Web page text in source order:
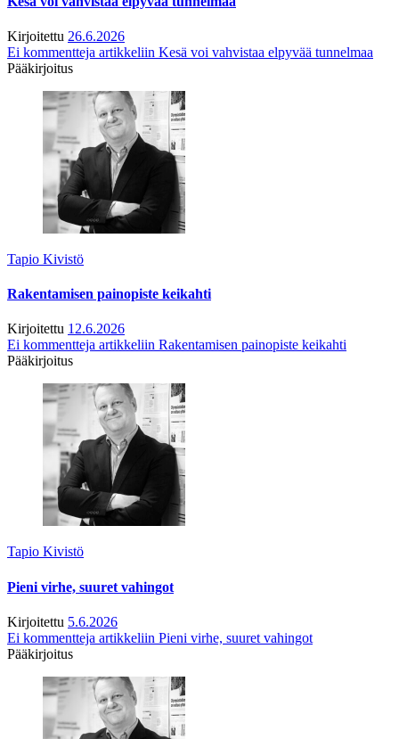
Kirjoitettu 26.6.2026
Ei kommentteja artikkeliin Kesä voi vahvistaa elpyvää tunnelmaa
Pääkirjoitus
Tapio Kivistö
Rakentamisen painopiste keikahti
Kirjoitettu 12.6.2026
Ei kommentteja artikkeliin Rakentamisen painopiste keikahti
Pääkirjoitus
Tapio Kivistö
Pieni virhe, suuret vahingot
Kirjoitettu 5.6.2026
Ei kommentteja artikkeliin Pieni virhe, suuret vahingot
Pääkirjoitus